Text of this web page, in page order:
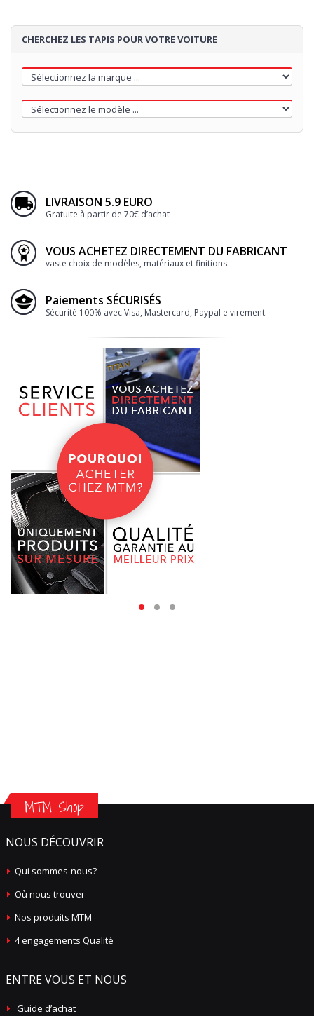
CHERCHEZ LES TAPIS POUR VOTRE VOITURE
LIVRAISON 5.9 EURO
Gratuite à partir de 70€ d’achat
VOUS ACHETEZ DIRECTEMENT DU FABRICANT
vaste choix de modèles, matériaux et finitions.
Paiements SÉCURISÉS
Sécurité 100% avec Visa, Mastercard, Paypal e virement.
MTM Shop
NOUS DÉCOUVRIR
Qui sommes-nous?
Où nous trouver
Nos produits MTM
4 engagements Qualité
ENTRE VOUS ET NOUS
Guide d’achat